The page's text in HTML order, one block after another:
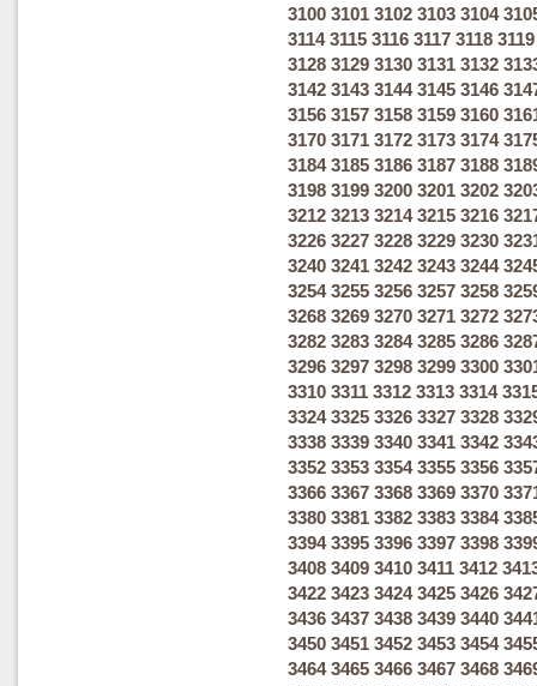
3100 3101 3102 3103 3104
3114 3115 3116 3117 3118 3119
3128 3129 3130 3131 3132
3142 3143 3144 3145 3146
3156 3157 3158 3159 3160
3170 3171 3172 3173 3174
3184 3185 3186 3187 3188
3198 3199 3200 3201 3202
3212 3213 3214 3215 3216
3226 3227 3228 3229 3230
3240 3241 3242 3243 3244
3254 3255 3256 3257 3258
3268 3269 3270 3271 3272
3282 3283 3284 3285 3286
3296 3297 3298 3299 3300
3310 3311 3312 3313 3314
3324 3325 3326 3327 3328
3338 3339 3340 3341 3342
3352 3353 3354 3355 3356
3366 3367 3368 3369 3370
3380 3381 3382 3383 3384
3394 3395 3396 3397 3398
3408 3409 3410 3411 3412
3422 3423 3424 3425 3426
3436 3437 3438 3439 3440
3450 3451 3452 3453 3454
3464 3465 3466 3467 3468